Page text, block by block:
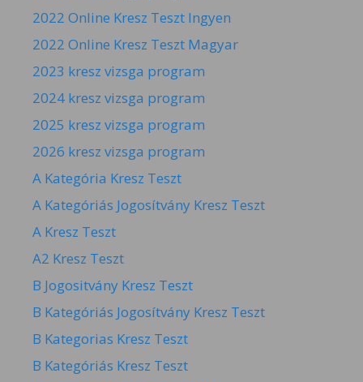
2022 Online Kresz Teszt Ingyen
2022 Online Kresz Teszt Magyar
2023 kresz vizsga program
2024 kresz vizsga program
2025 kresz vizsga program
2026 kresz vizsga program
A Kategória Kresz Teszt
A Kategóriás Jogosítvány Kresz Teszt
A Kresz Teszt
A2 Kresz Teszt
B Jogositvány Kresz Teszt
B Kategóriás Jogosítvány Kresz Teszt
B Kategorias Kresz Teszt
B Kategóriás Kresz Teszt